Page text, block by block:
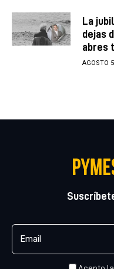
La
dejas
abres
AGOSTO